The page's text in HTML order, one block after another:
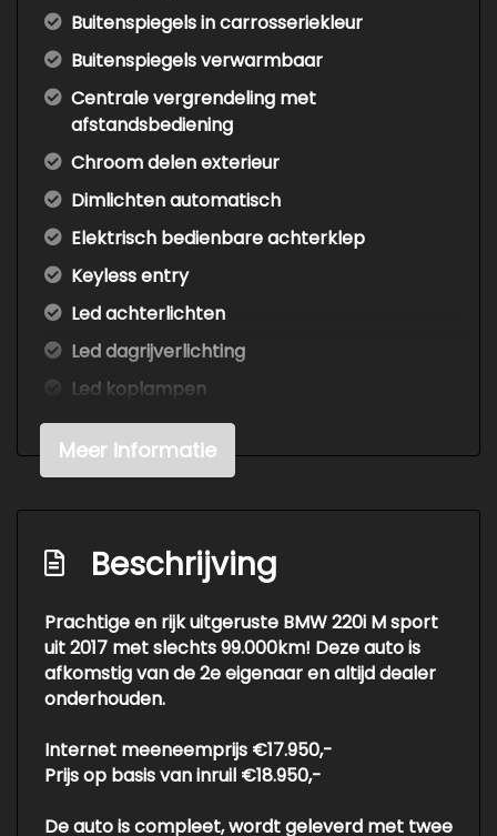
Buitenspiegels in carrosseriekleur
Buitenspiegels verwarmbaar
Centrale vergrendeling met
afstandsbediening
Chroom delen exterieur
Dimlichten automatisch
Elektrisch bedienbare achterklep
Keyless entry
Led achterlichten
Led dagrijverlichting
Led koplampen
Lichtmetalen velgen 16"
Mistlampen voor
Parkeersensor voor
Ruitensproeiers/wisserbladen
verwarmbaar
Sportonderstel
Overige
Achteropkomend verkeer waarschuwing
Anti blokkeer systeem
Anti doorslip regeling
Meer informatie
Beschrijving
Prachtige en rijk uitgeruste BMW 220i M sport
uit 2017 met slechts 99.000km! Deze auto is
afkomstig van de 2e eigenaar en altijd dealer
onderhouden.
Internet meeneemprijs €17.950,-
Prijs op basis van inruil €18.950,-
De auto is compleet, wordt geleverd met twee